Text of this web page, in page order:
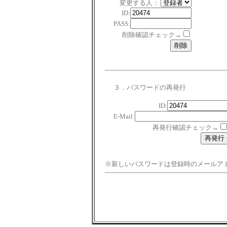
変更する人：
ID:
PASS:
削除確認チェック→
３．パスワードの再発行
ID:
E-Mail:
再発行確認チェック→
※新しいパスワードは登録時のメールア